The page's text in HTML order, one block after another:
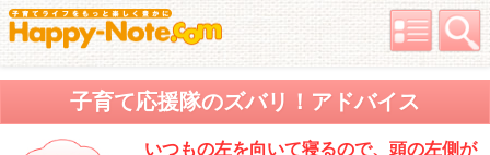
子育て応援隊のズバリ！アドバイス
いつもの左を向いて寝るので、頭の左側が